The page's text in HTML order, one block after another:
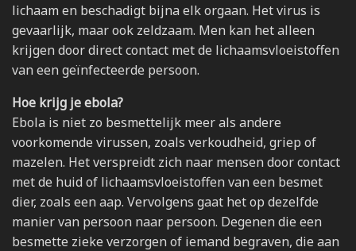
lichaam en beschadigt bijna elk orgaan. Het virus is
gevaarlijk, maar ook zeldzaam. Men kan het alleen
krijgen door direct contact met de lichaamsvloeistoffen
van een geïnfecteerde persoon.
Hoe krijg je ebola?
Ebola is niet zo besmettelijk meer als andere
voorkomende virussen, zoals verkoudheid, griep of
mazelen. Het verspreidt zich naar mensen door contact
met de huid of lichaamsvloeistoffen van een besmet
dier, zoals een aap. Vervolgens gaat het op dezelfde
manier van persoon naar persoon. Degenen die een
besmette zieke verzorgen of iemand begraven, die aan